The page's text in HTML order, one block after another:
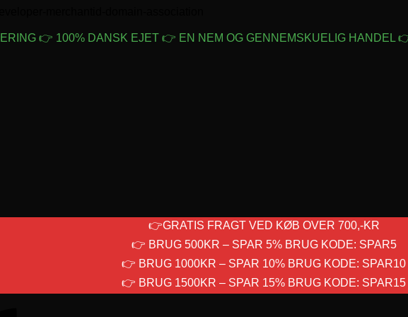
indhold
👉 100% DANSK EJET 👉 EN NEM OG GENNEMSKUELIG HANDEL
👉GRATIS FRAGT VED KØB OVER 700,-KR
👉 BRUG 500KR – SPAR 5% BRUG KODE: SPAR5
👉 BRUG 1000KR – SPAR 10% BRUG KODE: SPAR10
👉 BRUG 1500KR – SPAR 15% BRUG KODE: SPAR15